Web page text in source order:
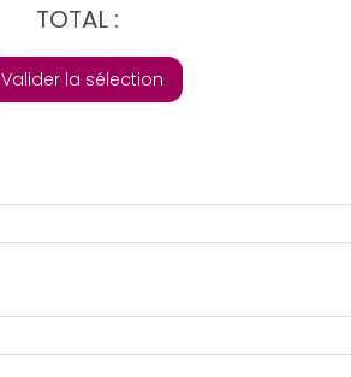
TOTAL :
Valider la sélection